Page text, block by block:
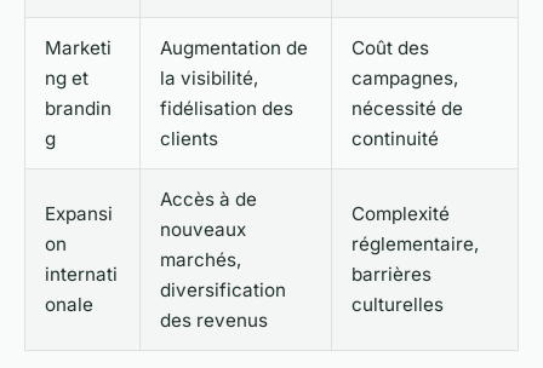
Marketi
ng et
brandin
g
Augmentation de
la visibilité,
fidélisation des
clients
Coût des
campagnes,
nécessité de
continuité
Expansi
on
internati
onale
Accès à de
nouveaux
marchés,
diversification
des revenus
Complexité
réglementaire,
barrières
culturelles